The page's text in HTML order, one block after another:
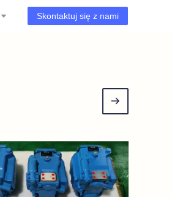
Skontaktuj się z nami